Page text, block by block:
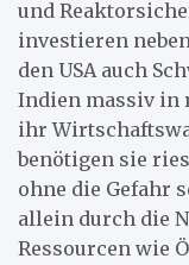
und
investieren
den USA auch
Indien massiv in
ihr
benötigen sie
ohne die Gefahr
allein durch die
Ressourcen wie